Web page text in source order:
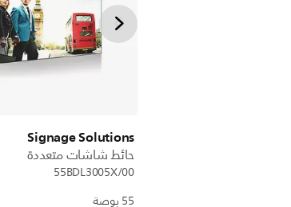
Signage Solutions
حائط شاشات متعددة
55BDL3005X/00
55 بوصة